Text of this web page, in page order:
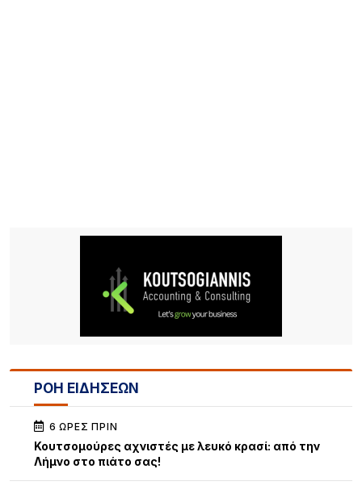
ΡΟΗ ΕΙΔΗΣΕΩΝ
6 ΏΡΕΣ ΠΡΙΝ
Κουτσομούρες αχνιστές με λευκό κρασί: από την
Λήμνο στο πιάτο σας!